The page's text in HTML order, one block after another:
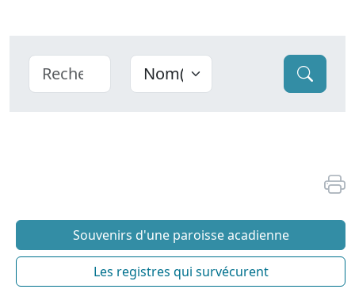
Souvenirs d'une paroisse acadienne
Les registres qui survécurent